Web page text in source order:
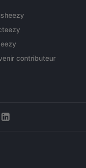
contributeur